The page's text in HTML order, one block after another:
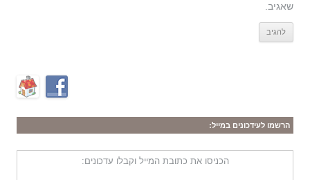
שאגיב.
הרשמו לעידכונים במייל:
הכניסו את כתובת המייל וקבלו עדכונים: